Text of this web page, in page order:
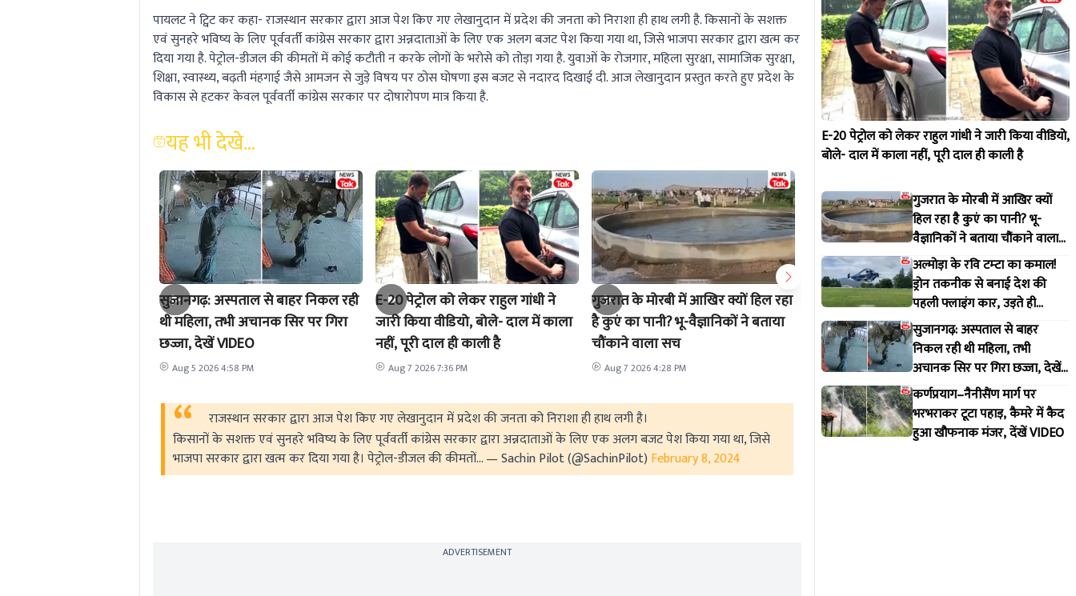
पायलट ने ट्विट कर कहा- राजस्थान सरकार द्वारा आज पेश किए गए लेखानुदान में प्रदेश की जनता को निराशा ही हाथ लगी है. किसानों के सशक्त
एवं सुनहरे भविष्य के लिए पूर्ववर्ती कांग्रेस सरकार द्वारा अन्नदाताओं के लिए एक अलग बजट पेश किया गया था, जिसे भाजपा सरकार द्वारा खत्म कर
दिया गया है. पेट्रोल-डीजल की कीमतों में कोई कटौती न करके लोगों के भरोसे को तोड़ा गया है. युवाओं के रोजगार, महिला सुरक्षा, सामाजिक सुरक्षा,
शिक्षा, स्वास्थ्य, बढ़ती मंहगाई जैसे आमजन से जुड़े विषय पर ठोस घोषणा इस बजट से नदारद दिखाई दी. आज लेखानुदान प्रस्तुत करते हुए प्रदेश के
विकास से हटकर केवल पूर्ववर्ती कांग्रेस सरकार पर दोषारोपण मात्र किया है.
यह भी देखे...
सुजानगढ़: अस्पताल से बाहर निकल रही
थी महिला, तभी अचानक सिर पर गिरा
छज्जा, देखें VIDEO
Aug 5 2026 4:58 PM
E-20 पेट्रोल को लेकर राहुल गांधी ने
जारी किया वीडियो, बोले- दाल में काला
नहीं, पूरी दाल ही काली है
Aug 7 2026 7:36 PM
गुजरात के मोरबी में आखिर क्यों हिल रहा
है कुएं का पानी? भू-वैज्ञानिकों ने बताया
चौंकाने वाला सच
Aug 7 2026 4:28 PM
अल्मोड़ा के रवि टम्टा का कमाल! ड्रोन
तकनीक से बनाई देश की पहली फ्लाइंग
कार, उड़ते ही वायरल हुआ वीडियो
Aug 7 2026 2:20 PM
टूटा
मंजर, देंखें
Aug 3
राजस्थान सरकार द्वारा आज पेश किए गए लेखानुदान में प्रदेश की जनता को निराशा ही हाथ लगी है।
किसानों के सशक्त एवं सुनहरे भविष्य के लिए पूर्ववर्ती कांग्रेस सरकार द्वारा अन्नदाताओं के लिए एक अलग बजट पेश किया गया था, जिसे
भाजपा सरकार द्वारा खत्म कर दिया गया है। पेट्रोल-डीजल की कीमतों…— Sachin Pilot (@SachinPilot) February 8, 2024
ADVERTISEMENT
E-20 पेट्रोल को लेकर राहुल गांधी ने जारी किया वीडियो,
बोले- दाल में काला नहीं, पूरी दाल ही काली है
गुजरात के मोरबी में आखिर क्यों
हिल रहा है कुएं का पानी? भू-
वैज्ञानिकों ने बताया चौंकाने वाला
सच
अल्मोड़ा के रवि टम्टा का कमाल!
ड्रोन तकनीक से बनाई देश की
पहली फ्लाइंग कार, उड़ते ही
वायरल हुआ वीडियो
सुजानगढ़: अस्पताल से बाहर
निकल रही थी महिला, तभी
अचानक सिर पर गिरा छज्जा, देखें
VIDEO
कर्णप्रयाग–नैनीसैंण मार्ग पर
भरभराकर टूटा पहाड़, कैमरे में कैद
हुआ खौफनाक मंजर, देंखें VIDEO